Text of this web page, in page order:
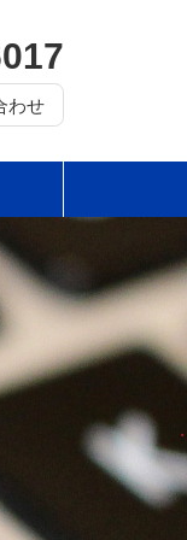
わせ